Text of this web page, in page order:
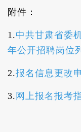
附件：
1.中共甘肃省委
年公开招聘岗位
2.报名信息更改
3. 网上报名报考